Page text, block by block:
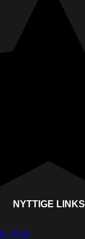
NYTTIGE LINKS
i Vejle